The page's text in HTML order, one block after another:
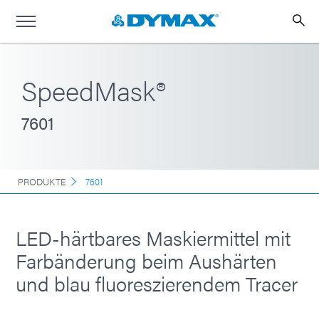
SpeedMask®
7601
PRODUKTE 7601
LED-härtbares Maskiermittel mit
Farbänderung beim Aushärten
und blau fluoreszierendem Tracer